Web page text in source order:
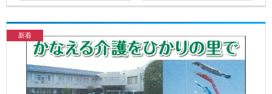
新着